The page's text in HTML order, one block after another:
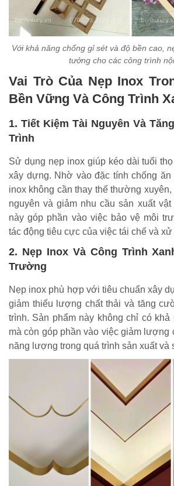
Với khả năng chống gỉ sét và độ bền cao,
tưởng cho các công trình
Vai Trò Của Nẹp Inox
Bền Vững Và Công Trình
1. Tiết Kiệm Tài Nguyên Và
Trình
Sử dụng nẹp inox giúp kéo dài tuổi
xây dựng. Nhờ vào đặc tính chống ăn
inox không cần thay thế thường
nguyên và giảm nhu cầu sản xuất
này góp phần vào việc bảo vệ môi
tác động tiêu cực của việc tái chế và xử
2. Nẹp Inox Và Công Trình
Trường
Nẹp inox phù hợp với tiêu chuẩn xây
giảm thiểu lượng chất thải và tăng
trình. Sản phẩm này không chỉ có khả
mà còn góp phần vào việc giảm lượng
năng lượng trong quá trình sản xuất và